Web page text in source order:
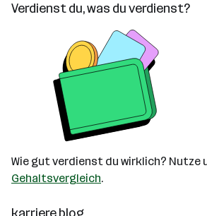
Verdienst du, was du verdienst?
Wie gut verdienst du wirklich? Nutze
Gehaltsvergleich.